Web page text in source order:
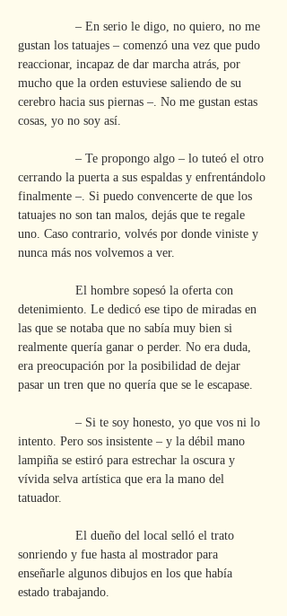
gustan los tatuajes – comenzó una vez que pudo
reaccionar, incapaz de dar marcha atrás, por
mucho que la orden estuviese saliendo de su
cerebro hacia sus piernas –. No me gustan estas
cosas, yo no soy así.
cerrando la puerta a sus espaldas y enfrentándolo
finalmente –. Si puedo convencerte de que los
tatuajes no son tan malos, dejás que te regale
uno. Caso contrario, volvés por donde viniste y
nunca más nos volvemos a ver.
detenimiento. Le dedicó ese tipo de miradas en
las que se notaba que no sabía muy bien si
realmente quería ganar o perder. No era duda,
era preocupación por la posibilidad de dejar
pasar un tren que no quería que se le escapase.
intento. Pero sos insistente – y la débil mano
lampiña se estiró para estrechar la oscura y
vívida selva artística que era la mano del
tatuador.
sonriendo y fue hasta al mostrador para
enseñarle algunos dibujos en los que había
estado trabajando.